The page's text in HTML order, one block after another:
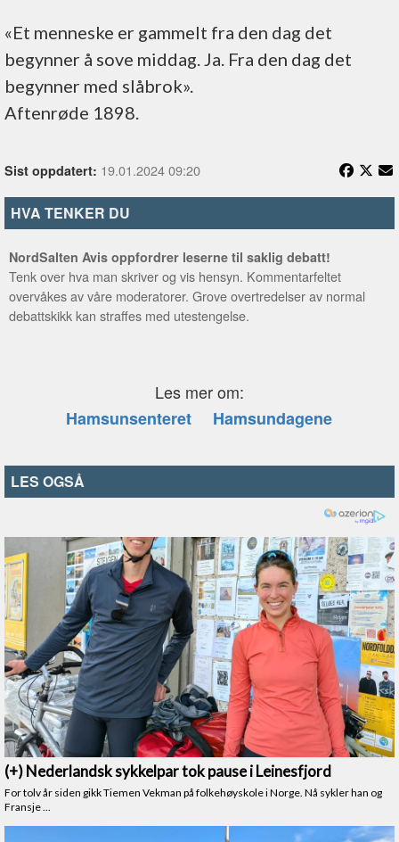
«Et menneske er gammelt fra den dag det
begynner å sove middag. Ja. Fra den dag det
begynner med slåbrok».
Aftenrøde 1898.
Sist oppdatert: 19.01.2024 09:20
HVA TENKER DU
NordSalten Avis oppfordrer leserne til saklig debatt!
Tenk over hva man skriver og vis hensyn. Kommentarfeltet
overvåkes av våre moderatorer. Grove overtredelser av normal
debattskikk kan straffes med utestengelse.
Les mer om:
Hamsunsenteret
Hamsundagene
LES OGSÅ